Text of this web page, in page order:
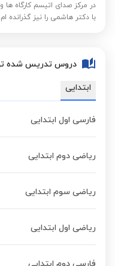
در مرکز صدای اتیسم کارگاه
با دکتر هاشمی را نیز
دروس تدریس شده
ابتدایی
فارسی اول ابتدایی
ریاضی دوم ابتدایی
ریاضی سوم ابتدایی
ریاضی اول ابتدایی